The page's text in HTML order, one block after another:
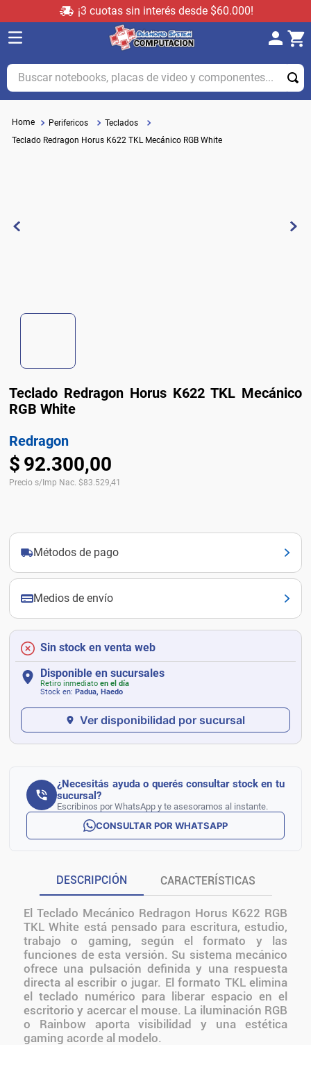
¡3 cuotas sin interés desde $60.000!
Buscar notebooks, placas de video y componentes...
Perifericos
Teclados
Teclado Redragon Horus K622 TKL Mecánico RGB White
Teclado Redragon Horus K622 TKL Mecánico
RGB White
Redragon
$ 92.300,00
Precio s/Imp Nac. $83.529,41
Métodos de pago
Medios de envío
Sin stock en venta web
Disponible en sucursales
Retiro inmediato en el día
Stock en: Padua, Haedo
Ver disponibilidad por sucursal
¿Necesitás ayuda o querés consultar stock en tu
sucursal?
Escribinos por WhatsApp y te asesoramos al instante.
CONSULTAR POR WHATSAPP
DESCRIPCIÓN CARACTERÍSTICAS
El Teclado Mecánico Redragon Horus K622 RGB
TKL White está pensado para escritura, estudio,
trabajo o gaming, según el formato y las
funciones de esta versión. Su sistema mecánico
ofrece una pulsación definida y una respuesta
directa al escribir o jugar. El formato TKL elimina
el teclado numérico para liberar espacio en el
escritorio y acercar el mouse. La iluminación RGB
o Rainbow aporta visibilidad y una estética
gaming acorde al modelo.